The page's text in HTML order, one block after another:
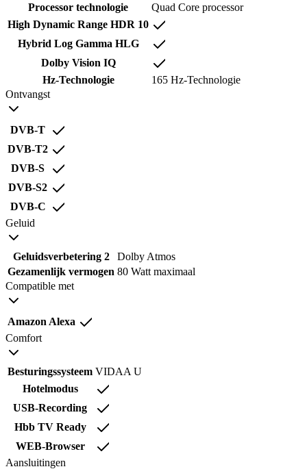
Processor technologie
Quad Core processor
High Dynamic Range HDR 10
Hybrid Log Gamma HLG
Dolby Vision IQ
Hz-Technologie
165 Hz-Technologie
Ontvangst
DVB-T
DVB-T2
DVB-S
DVB-S2
DVB-C
Geluid
Geluidsverbetering 2
Dolby Atmos
Gezamenlijk vermogen 80 Watt maximaal
Compatible met
Amazon Alexa
Comfort
Besturingssysteem VIDAA U
Hotelmodus
USB-Recording
Hbb TV Ready
WEB-Browser
Aansluitingen